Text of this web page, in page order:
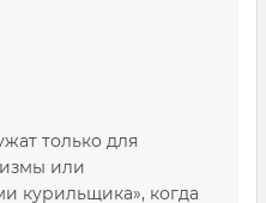
только для
или
курильщика», когда